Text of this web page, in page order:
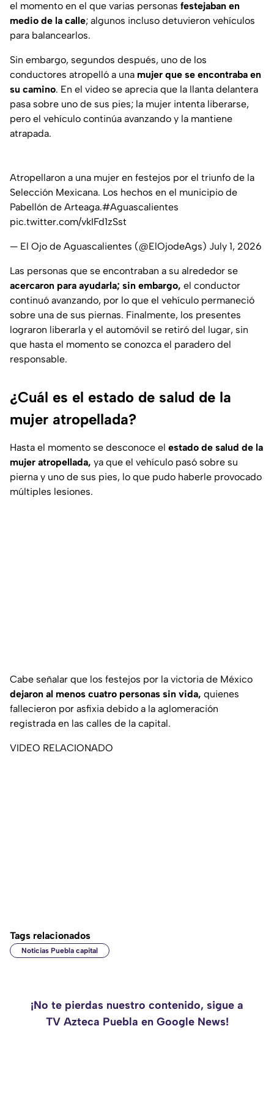
el momento en el que varias personas festejaban en
medio de la calle; algunos incluso detuvieron vehículos
para balancearlos.
Sin embargo, segundos después, uno de los
conductores atropelló a una mujer que se encontraba en
su camino. En el video se aprecia que la llanta delantera
pasa sobre uno de sus pies; la mujer intenta liberarse,
pero el vehículo continúa avanzando y la mantiene
atrapada.
Atropellaron a una mujer en festejos por el triunfo de la
Selección Mexicana. Los hechos en el municipio de
Pabellón de Arteaga.#Aguascalientes
pic.twitter.com/vkIFd1zSst
— El Ojo de Aguascalientes (@ElOjodeAgs) July 1, 2026
Las personas que se encontraban a su alrededor se
acercaron para ayudarla; sin embargo, el conductor
continuó avanzando, por lo que el vehículo permaneció
sobre una de sus piernas. Finalmente, los presentes
lograron liberarla y el automóvil se retiró del lugar, sin
que hasta el momento se conozca el paradero del
responsable.
¿Cuál es el estado de salud de la
mujer atropellada?
Hasta el momento se desconoce el estado de salud de la
mujer atropellada, ya que el vehículo pasó sobre su
pierna y uno de sus pies, lo que pudo haberle provocado
múltiples lesiones.
Cabe señalar que los festejos por la victoria de México
dejaron al menos cuatro personas sin vida, quienes
fallecieron por asfixia debido a la aglomeración
registrada en las calles de la capital.
VIDEO RELACIONADO
Tags relacionados
Noticias Puebla capital
¡No te pierdas nuestro contenido, sigue a
TV Azteca Puebla en Google News!